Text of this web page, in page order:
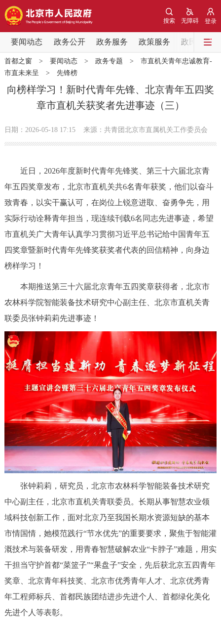
登录
无障碍
搜索
要闻动态 政务公开 政务服务 政策服务 政民互动
要闻动态
党中央精神 国务院信息 中央部委动态
北京要闻 会议信息 部门动态
市领导 机构职能 政策服务
政策兑现 政策解读 回应关切
决策公开 专题公开
个人服务 法人服务 部门服务
便民服务
中介服务 阳光政务
政民互动
12345网上接诉即办 我要咨询 我要建议
参与调查 在线访谈 图说互动
走进北京
北京概况 十六区概览 人文北京
绿色北京 图说北京 视频北京
ENGLISH 한국어 日本語
DEUTSCH FRANÇAIS РУССКИЙ ЯЗЫК
ESPAÑOL
首都之窗> 要闻动态> 政务专题 > 市直机关青年忠诚教育-
市直未来呈 > 先锋榜
向榜样学习！新时代青年先锋、北京青年五四奖
章市直机关获奖者先进事迹（三）
日期：2026-05-18 17:15 来源：共青团北京市直属机关工作委员会
近日，2026年度新时代青年先锋奖、第三十六届北京青
年五四奖章发布，北京市直机关共6名青年获奖，他们以奋斗
致青春，以实干赢认可，在岗位上锐意进取、奋勇争先，用
实际行动诠释青年担当，现连续刊载6名同志先进事迹，希望
市直机关广大青年认真学习贯彻习近平总书记给中国青年五
四奖章暨新时代青年先锋奖获奖者代表的回信精神，向身边
榜样学习！
本期推送第三十六届北京青年五四奖章获得者，北京市
农林科学院智能装备技术研究中心副主任、北京市直机关青
联委员张钟莉莉先进事迹！
张钟莉莉，研究员，北京市农林科学智能装备技术研究
中心副主任，北京市直机关青联委员。长期从事智慧农业领
域科技创新工作，面对北京乃至我国长期水资源短缺的基本
市情国情，她模范践行“节水优先”的重要要求，聚焦于智能灌
溉技术与装备研发，用青春智慧破解农业“卡脖子”难题，用实
干担当守护首都“菜篮子”“果盘子”安全，先后获北京五四青年
奖章、北京青年科技奖、北京市优秀青年人才、北京优秀青
年工程师标兵、首都民族团结进步先进个人、首都绿化美化
先进个人等表彰。